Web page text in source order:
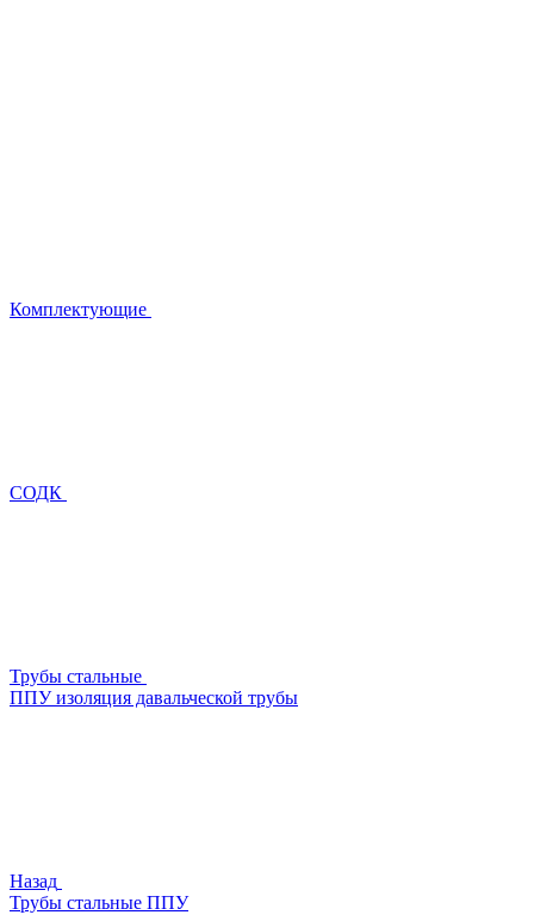
Комплектующие
СОДК
Трубы стальные
ППУ изоляция давальческой трубы
Назад
Трубы стальные ППУ